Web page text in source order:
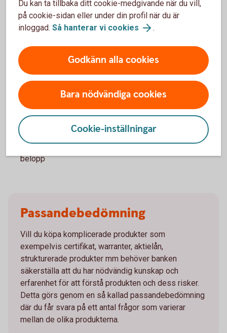
vid en sidledes och ibland nedåtgående marknad
Möjlighet att erhålla bättre riskspridning än vid en
enskild aktieinvestering
riskbarriären
Nackdelar
Delar av eller hela det nominella beloppet kan gå
förlorat
Ett Bevis Nu kan komma att uppvisa stora prisrörelser
på andrahandsmarknaden och vid en försäljning under
belopp
Passandebedömning
Vill du köpa komplicerade produkter som
exempelvis certifikat, warranter, aktielån,
strukturerade produkter mm behöver banken
säkerställa att du har nödvändig kunskap och
erfarenhet för att förstå produkten och dess risker.
Detta görs genom en så kallad passandebedömning
där du får svara på ett antal frågor som varierar
mellan de olika produkterna.
Du kan ta tillbaka ditt cookie-medgivande när du vill,
på cookie-sidan eller under din profil när du är
inloggad. Så hanterar vi cookies .
Godkänn alla cookies
Bara nödvändiga cookies
Cookie-inställningar